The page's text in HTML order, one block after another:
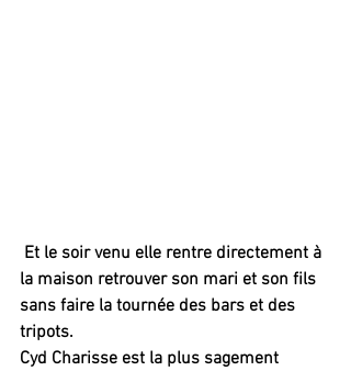
Et le soir venu elle rentre directement à
la maison retrouver son mari et son fils
sans faire la tournée des bars et des
tripots.
Cyd Charisse est la plus sagement